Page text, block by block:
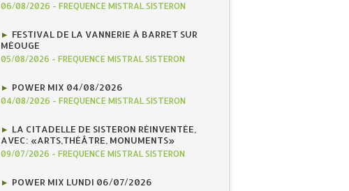
06/08/2026 - FREQUENCE MISTRAL SISTERON
FESTIVAL DE LA VANNERIE À BARRET SUR
MÉOUGE
05/08/2026 - FREQUENCE MISTRAL SISTERON
POWER MIX 04/08/2026
04/08/2026 - FREQUENCE MISTRAL SISTERON
LA CITADELLE DE SISTERON RÉINVENTÉE,
AVEC: «ARTS,THÉÂTRE, MONUMENTS»
09/07/2026 - FREQUENCE MISTRAL SISTERON
POWER MIX LUNDI 06/07/2026